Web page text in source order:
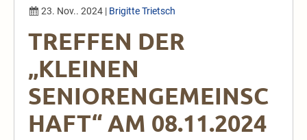
23. Nov.. 2024 | Brigitte Trietsch
TREFFEN DER
„KLEINEN
SENIORENGEMEINSC
HAFT“ AM 08.11.2024